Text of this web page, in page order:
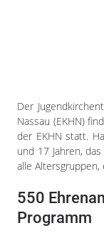
Schwalm
Fulda
Der
Nassau (EKHN)
der EKHN statt.
und 17 Jahren,
alle Altersgruppen,
550
Programm